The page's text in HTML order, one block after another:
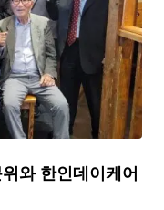
와 한인데이케어